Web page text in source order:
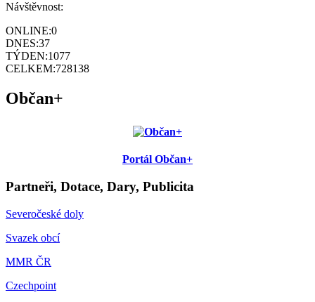
Návštěvnost:
ONLINE:0
DNES:37
TÝDEN:1077
CELKEM:728138
Občan+
Portál Občan+
Partneři, Dotace, Dary, Publicita
Severočeské doly
Svazek obcí
MMR ČR
Czechpoint